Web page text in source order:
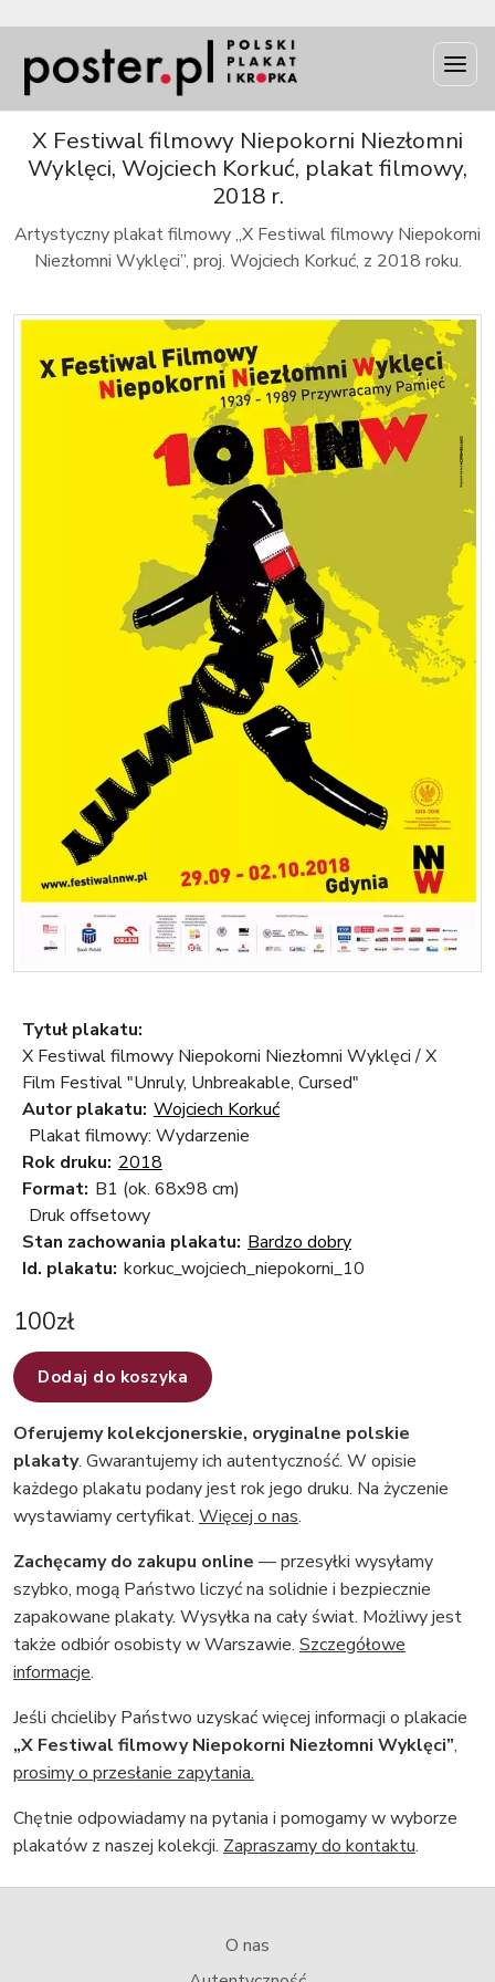
X Festiwal filmowy Niepokorni Niezłomni
Wyklęci, Wojciech Korkuć, plakat filmowy,
2018 r.
Artystyczny plakat filmowy „X Festiwal filmowy Niepokorni
Niezłomni Wyklęci”, proj. Wojciech Korkuć, z 2018 roku.
Tytuł plakatu:
X Festiwal filmowy Niepokorni Niezłomni Wyklęci / X
Film Festival "Unruly, Unbreakable, Cursed"
Autor plakatu: Wojciech Korkuć
Plakat filmowy: Wydarzenie
Rok druku: 2018
Format: B1 (ok. 68x98 cm)
Druk offsetowy
Stan zachowania plakatu: Bardzo dobry
Id. plakatu: korkuc_wojciech_niepokorni_10
100zł
Dodaj do koszyka
Oferujemy kolekcjonerskie, oryginalne polskie
plakaty. Gwarantujemy ich autentyczność. W opisie
każdego plakatu podany jest rok jego druku. Na życzenie
wystawiamy certyfikat. Więcej o nas.
Zachęcamy do zakupu online — przesyłki wysyłamy
szybko, mogą Państwo liczyć na solidnie i bezpiecznie
zapakowane plakaty. Wysyłka na cały świat. Możliwy jest
także odbiór osobisty w Warszawie. Szczegółowe
informacje.
Jeśli chcieliby Państwo uzyskać więcej informacji o plakacie
„X Festiwal filmowy Niepokorni Niezłomni Wyklęci”,
prosimy o przesłanie zapytania.
Chętnie odpowiadamy na pytania i pomogamy w wyborze
plakatów z naszej kolekcji. Zapraszamy do kontaktu.
O nas